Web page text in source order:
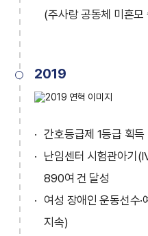
(주사랑 공동체 미혼모
2019
간호등급제 1등급 획득
난임센터 시험관아기
890여 건 달성
여성 장애인 운동선수
지속)